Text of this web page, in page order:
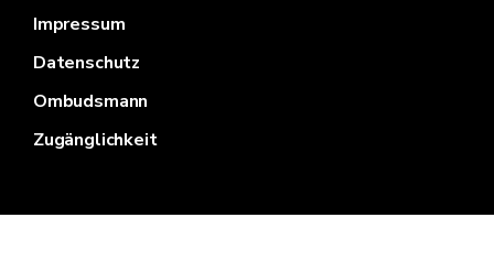
Impressum
Datenschutz
Ombudsmann
Zugänglichkeit